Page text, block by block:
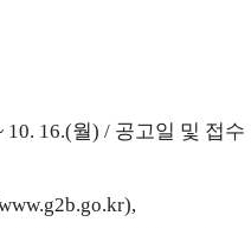
10. 16.(월) / 공고일 및 접수